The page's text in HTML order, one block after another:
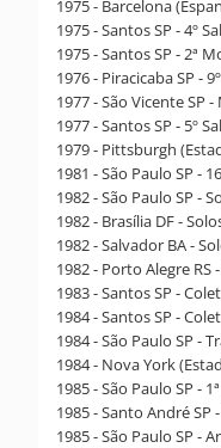
1975 - Barcelona
1975 - Santos SP - 4º
1975 - Santos SP - 2ª
1976 - Piracicaba SP -
1977 - São Vicente
1977 - Santos SP - 5º
1979 - Pittsburgh
1981 - São Paulo SP -
1982 - São Paulo SP -
1982 - Brasília DF -
1982 - Salvador BA -
1982 - Porto Alegre
1983 - Santos SP -
1984 - Santos SP -
1984 - São Paulo SP -
1984 - Nova York
1985 - São Paulo SP -
1985 - Santo André
1985 - São Paulo SP -